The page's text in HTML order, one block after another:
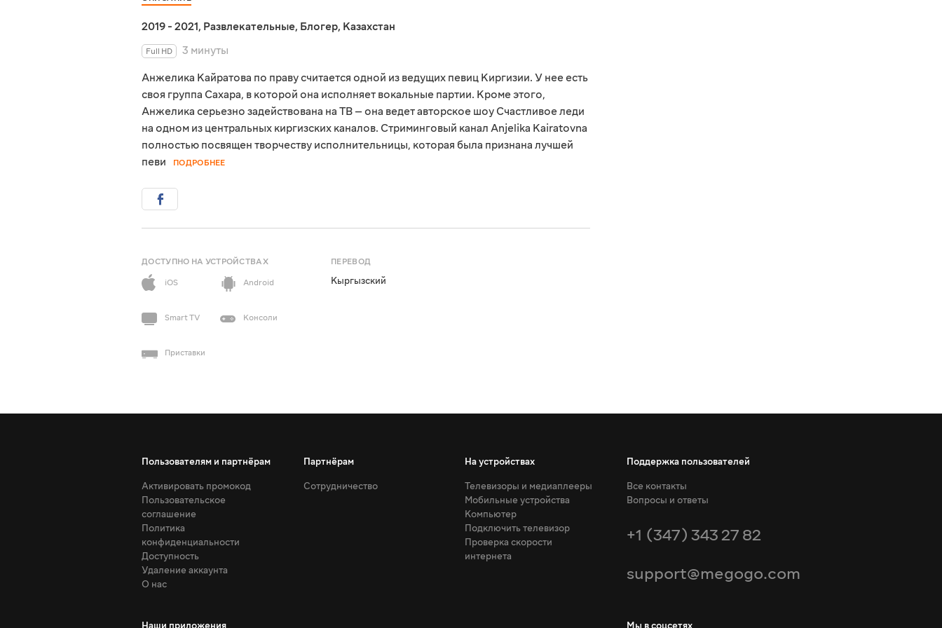
2019 - 2021, Развлекательные, Блогер, Казахстан
Full HD
3 минуты
Анжелика Кайратова по праву считается одной из ведущих певиц Киргизии. У нее есть
своя группа Сахара, в которой она исполняет вокальные партии. Кроме этого,
Анжелика серьезно задействована на ТВ — она ведет авторское шоу Счастливое леди
на одном из центральных киргизских каналов. Стриминговый канал Anjelika Kairatovna
полностью посвящен творчеству исполнительницы, которая была признана лучшей
певи
ПОДРОБНЕЕ
ДОСТУПНО НА УСТРОЙСТВАХ
iOS
Android
Smart TV Консоли
Приставки
ПЕРЕВОД
Кыргызский
Пользователям и партнёрам
Активировать промокод
Пользовательское
соглашение
Политика
конфиденциальности
Доступность
Удаление аккаунта
О нас
Партнёрам
Сотрудничество
На устройствах
Телевизоры и медиаплееры
Мобильные устройства
Компьютер
Подключить телевизор
Проверка скорости
интернета
Поддержка пользователей
Все контакты
Вопросы и ответы
+1 (347) 343 27 82
support@megogo.com